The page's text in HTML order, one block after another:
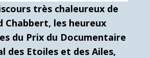
très chaleureux de
Chabbert, les heureux
du Prix du Documentaire
des Etoiles et des Ailes,